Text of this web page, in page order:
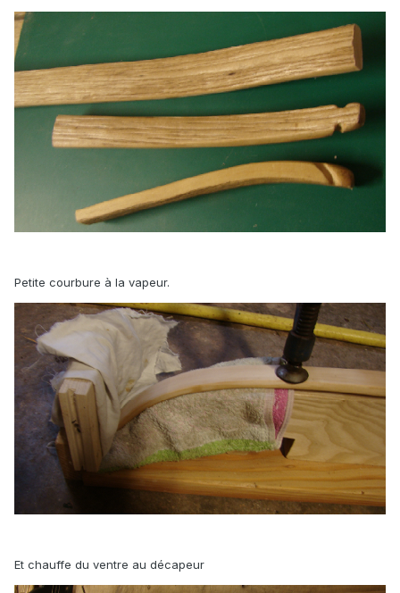
Petite courbure à la vapeur.
Et chauffe du ventre au décapeur